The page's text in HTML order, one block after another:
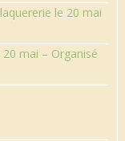
le 20 mai
mai – Organisé